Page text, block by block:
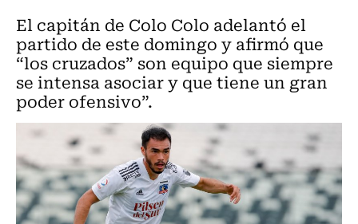
El capitán de Colo Colo adelantó el
partido de este domingo y afirmó que
“los cruzados” son equipo que siempre
se intensa asociar y que tiene un gran
poder ofensivo”.